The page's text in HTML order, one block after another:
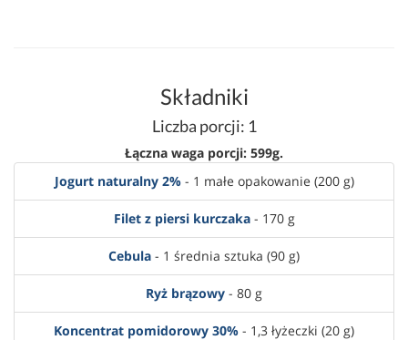
Składniki
Liczba porcji: 1
Łączna waga porcji: 599g.
Jogurt naturalny 2%- 1 małe opakowanie (200 g)
Filet z piersi kurczaka- 170 g
Cebula - 1 średnia sztuka (90 g)
Ryż brązowy - 80 g
Koncentrat pomidorowy 30% - 1,3 łyżeczki (20 g)